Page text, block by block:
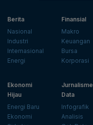
Berita
Nasional
Industri
Internasional
Energi
Finansial
Makro
Keuangan
Bursa
Korporasi
Ekonomi
Hijau
Energi Baru
Ekonomi
Jurnalisme
Data
Infografik
Analisis